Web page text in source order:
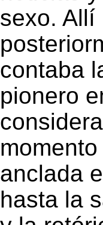
sexo. Allí
contaba
pionero
anclada
hasta la